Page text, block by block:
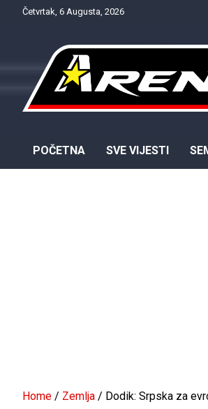
Četvrtak, 6 Augusta, 2026
POČETNA SVE VIJESTI
Home Zemlja Dodik: Srpska za